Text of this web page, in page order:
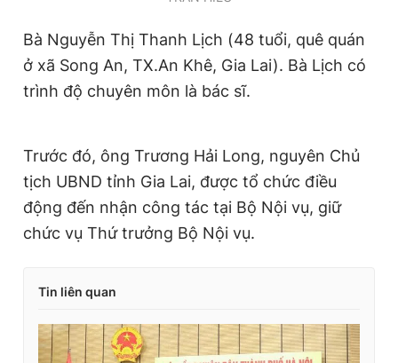
© 2003-2026 Bản quyền thuộc về Báo Thanh Niên. Cấm sao
chép dưới mọi hình thức nếu không có sự chấp thuận bằng văn
bản. Phát triển bởi ePi Technologies, JSC.
Bà Nguyễn Thị Thanh Lịch (48 tuổi, quê quán
ở xã Song An, TX.An Khê, Gia Lai). Bà Lịch có
trình độ chuyên môn là bác sĩ.
Trước đó, ông Trương Hải Long, nguyên Chủ
tịch UBND tỉnh Gia Lai, được tổ chức điều
động đến nhận công tác tại Bộ Nội vụ, giữ
chức vụ Thứ trưởng Bộ Nội vụ.
Tin liên quan